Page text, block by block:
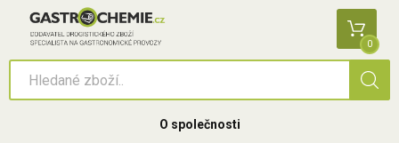
0
O společnosti